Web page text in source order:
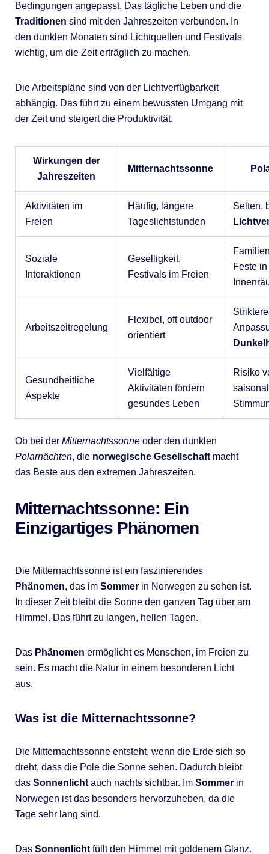
Bedingungen angepasst. Das tägliche Leben und die
Traditionen sind mit den Jahreszeiten verbunden. In
den dunklen Monaten sind Lichtquellen und Festivals
wichtig, um die Zeit erträglich zu machen.
Die Arbeitspläne sind von der Lichtverfügbarkeit
abhängig. Das führt zu einem bewussten Umgang mit
der Zeit und steigert die Produktivität.
Wirkungen der
Jahreszeiten
Mitternachtssonne
Aktivitäten im
Freien
Häufig, längere
Tageslichtstunden
Selten,
Soziale
Interaktionen
Geselligkeit,
Festivals im Freien
Feste in
Arbeitszeitregelung
Flexibel, oft outdoor
orientiert
Gesundheitliche
Aspekte
Vielfältige
Aktivitäten fördern
gesundes Leben
Risiko
Ob bei der Mitternachtssonneoder den dunklen
Polarnächten, die norwegische Gesellschaftmacht
das Beste aus den extremen Jahreszeiten.
Mitternachtssonne: Ein
Einzigartiges Phänomen
Die Mitternachtssonne ist ein faszinierendes
Phänomen, das im Sommerin Norwegen zu sehen ist.
In dieser Zeit bleibt die Sonne den ganzen Tag über am
Himmel. Das führt zu langen, hellen Tagen.
Das Phänomen ermöglicht es Menschen, im Freien zu
sein. Es macht die Natur in einem besonderen Licht
aus.
Was ist die Mitternachtssonne?
Die Mitternachtssonne entsteht, wenn die Erde sich so
dreht, dass die Pole die Sonne sehen. Dadurch bleibt
das Sonnenlichtauch nachts sichtbar. Im Sommerin
Norwegen ist das besonders hervorzuheben, da die
Tage sehr lang sind.
Das Sonnenlichtfüllt den Himmel mit goldenem Glanz.